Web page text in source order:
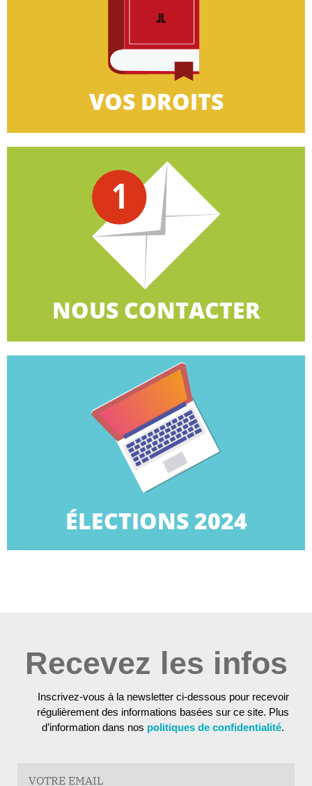
VOS DROITS
VOS DROITS
Retrouvez dans cette rubrique toutes les
très petites entreprises.
NOUS CONTACTER
NOUS CONTACTER
Retrouvez la CGT à côté de chez vous avec plus de
900 organisations territoriales ou contactez-nous par
le biais du formulaire en ligne.
CLIQUEZ ICI
ÉLECTIONS 2024
ÉLECTIONS 2024
Retrouvez dans cette rubrique tous les éléments de
la campagne des élections professionnelles dans les
TPE.
CLIQUEZ ICI
Recevez les infos
Inscrivez-vous à la newsletter ci-dessous pour recevoir
régulièrement des informations basées sur ce site. Plus
d’information dans nos politiques de confidentialité.